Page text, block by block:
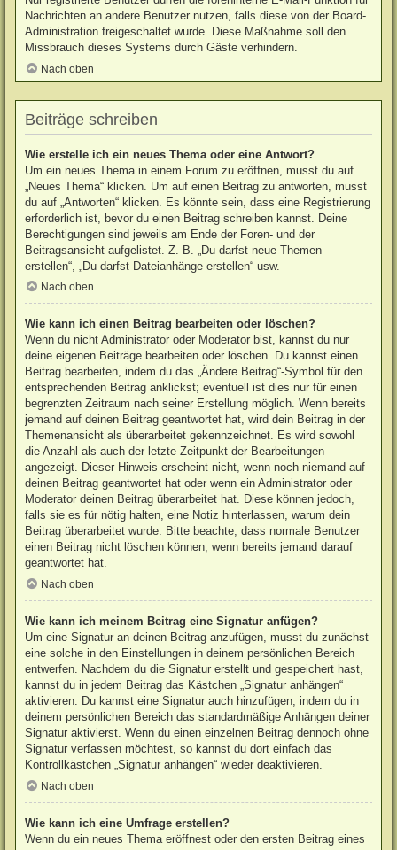
Nachrichten an andere Benutzer nutzen, falls diese von der Board-
Administration freigeschaltet wurde. Diese Maßnahme soll den
Missbrauch dieses Systems durch Gäste verhindern.
Nach oben
Beiträge schreiben
Wie erstelle ich ein neues Thema oder eine Antwort?
Um ein neues Thema in einem Forum zu eröffnen, musst du auf
„Neues Thema“ klicken. Um auf einen Beitrag zu antworten, musst
du auf „Antworten“ klicken. Es könnte sein, dass eine Registrierung
erforderlich ist, bevor du einen Beitrag schreiben kannst. Deine
Berechtigungen sind jeweils am Ende der Foren- und der
Beitragsansicht aufgelistet. Z. B. „Du darfst neue Themen
erstellen“, „Du darfst Dateianhänge erstellen“ usw.
Nach oben
Wie kann ich einen Beitrag bearbeiten oder löschen?
Wenn du nicht Administrator oder Moderator bist, kannst du nur
deine eigenen Beiträge bearbeiten oder löschen. Du kannst einen
Beitrag bearbeiten, indem du das „Ändere Beitrag“-Symbol für den
entsprechenden Beitrag anklickst; eventuell ist dies nur für einen
begrenzten Zeitraum nach seiner Erstellung möglich. Wenn bereits
jemand auf deinen Beitrag geantwortet hat, wird dein Beitrag in der
Themenansicht als überarbeitet gekennzeichnet. Es wird sowohl
die Anzahl als auch der letzte Zeitpunkt der Bearbeitungen
angezeigt. Dieser Hinweis erscheint nicht, wenn noch niemand auf
deinen Beitrag geantwortet hat oder wenn ein Administrator oder
Moderator deinen Beitrag überarbeitet hat. Diese können jedoch,
falls sie es für nötig halten, eine Notiz hinterlassen, warum dein
Beitrag überarbeitet wurde. Bitte beachte, dass normale Benutzer
einen Beitrag nicht löschen können, wenn bereits jemand darauf
geantwortet hat.
Nach oben
Wie kann ich meinem Beitrag eine Signatur anfügen?
Um eine Signatur an deinen Beitrag anzufügen, musst du zunächst
eine solche in den Einstellungen in deinem persönlichen Bereich
entwerfen. Nachdem du die Signatur erstellt und gespeichert hast,
kannst du in jedem Beitrag das Kästchen „Signatur anhängen“
aktivieren. Du kannst eine Signatur auch hinzufügen, indem du in
deinem persönlichen Bereich das standardmäßige Anhängen deiner
Signatur aktivierst. Wenn du einen einzelnen Beitrag dennoch ohne
Signatur verfassen möchtest, so kannst du dort einfach das
Kontrollkästchen „Signatur anhängen“ wieder deaktivieren.
Nach oben
Wie kann ich eine Umfrage erstellen?
Wenn du ein neues Thema eröffnest oder den ersten Beitrag eines